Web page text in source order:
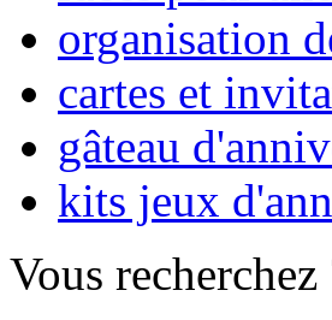
organisation
cartes et
gâteau
kits jeux
Vous recherchez